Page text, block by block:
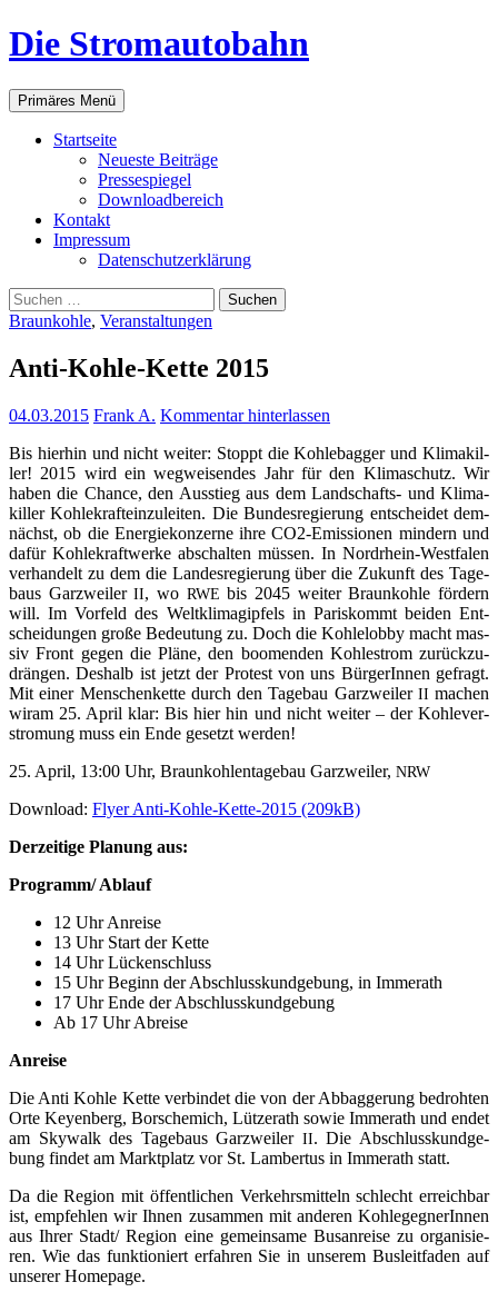
Zum
Inhalt
Die Stromautobahn
Suchen
Primäres Menü
Start­sei­te
Neu­es­te Beiträge
Pres­se­spie­gel
Down­load­be­reich
Kon­takt
Impres­sum
Daten­schutz­er­klä­rung
Suchen
nach:
Braunkohle, Veranstaltungen
Anti-Koh­le-Ket­te 2015
04.03.2015 Frank A. Kommentar hinterlassen
Bis hier­hin und nicht wei­ter: Stoppt die Koh­le­bag­ger und Kli­ma­kil­
ler! 2015 wird ein weg­wei­sen­des Jahr für den Kli­ma­schutz. Wir
haben die Chan­ce, den Aus­stieg aus dem Land­schafts- und Kli­ma­
kil­ler Koh­le­kraft­ein­zu­lei­ten. Die Bun­des­re­gie­rung ent­schei­det dem­
nächst, ob die Ener­gie­kon­zer­ne ihre CO2-Emis­sio­nen min­dern und
dafür Koh­le­kraft­wer­ke abschal­ten müs­sen. In Nord­rhein-West­fa­len
ver­han­delt zu dem die Lan­des­re­gie­rung über die Zukunft des Tage­
baus Garz­wei­lerII, wo RWE bis 2045 wei­ter Braun­koh­le för­dern
will. Im Vor­feld des Welt­kli­ma­gip­fels in Pariskommt bei­den Ent­
schei­dun­gen gro­ße Bedeu­tung zu. Doch die Koh­le­lob­by macht mas­
siv Front gegen die Plä­ne, den boo­men­den Koh­lestrom zurück­zu­
drän­gen. Des­halb ist jetzt der Pro­test von uns Bür­ge­rIn­nen gefragt.
Mit einer Men­schen­ket­te durch den Tage­bau Garz­wei­ler II machen
wiram 25. April klar: Bis hier hin und nicht wei­ter – der Koh­le­ver­
stro­mung muss ein Ende gesetzt werden!
25. April, 13:00 Uhr, Braun­koh­len­ta­ge­bau Garz­wei­ler, NRW
Down­load: Fly­er Anti-Koh­le-Ket­te-2015 (209kB)
Der­zei­ti­ge Pla­nung aus:
Programm/ Ablauf
12 Uhr Anreise
13 Uhr Start der Kette
14 Uhr Lückenschluss
15 Uhr Beginn der Abschluss­kund­ge­bung, in Immerath
17 Uhr Ende der Abschlusskundgebung
Ab 17 Uhr Abreise
Anrei­se
Die Anti Koh­le Ket­te ver­bin­det die von der Abbag­ge­rung bedroh­ten
Orte Key­en­berg, Borsche­mich, Lüt­zer­ath sowie Immer­ath und endet
am Sky­walk des Tage­baus Garz­wei­ler II. Die Abschluss­kund­ge­
bung fin­det am Markt­platz vor St. Lam­ber­tus in Immer­ath statt.
Da die Regi­on mit öffent­li­chen Ver­kehrs­mit­teln schlecht erreich­bar
ist, emp­feh­len wir Ihnen zusam­men mit ande­ren Koh­le­geg­ne­rIn­nen
aus Ihrer Stadt/ Regi­on eine gemein­sa­me Bus­an­rei­se zu orga­ni­sie­
ren. Wie das funk­tio­niert erfah­ren Sie in unse­rem Bus­leit­fa­den auf
unse­rer Homepage.